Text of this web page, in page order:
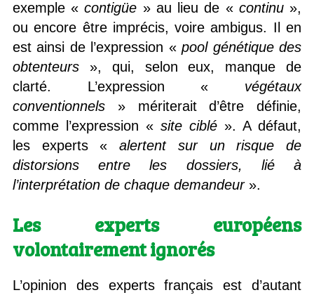
exemple « contigüe » au lieu de «continu »,
ou encore être imprécis, voire ambigus. Il en
est ainsi de l’expression «pool génétique des
obtenteurs», qui, selon eux, manque de
clarté. L’expression « végétaux
conventionnels» mériterait d’être définie,
comme l’expression « site ciblé ». A défaut,
les experts «alertent sur un risque de
distorsions entre les dossiers, lié à
l’interprétation de chaque demandeur».
Les experts européens
volontairement ignorés
L’opinion des experts français est d’autant